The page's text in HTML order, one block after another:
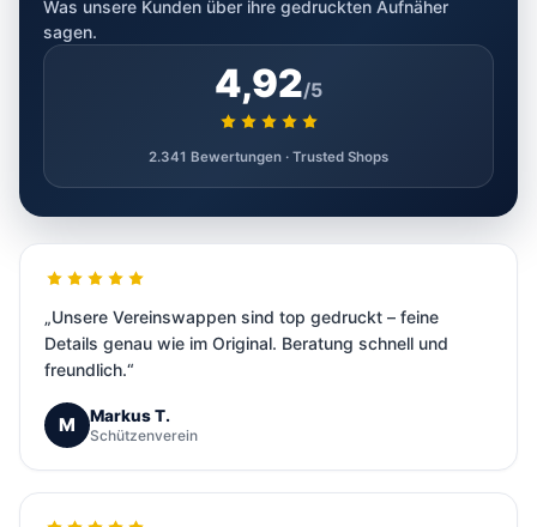
Was unsere Kunden über ihre gedruckten Aufnäher
sagen.
4,92/5
2.341 Bewertungen · Trusted Shops
„Unsere Vereinswappen sind top gedruckt – feine
Details genau wie im Original. Beratung schnell und
freundlich.“
M Markus T.
Schützenverein